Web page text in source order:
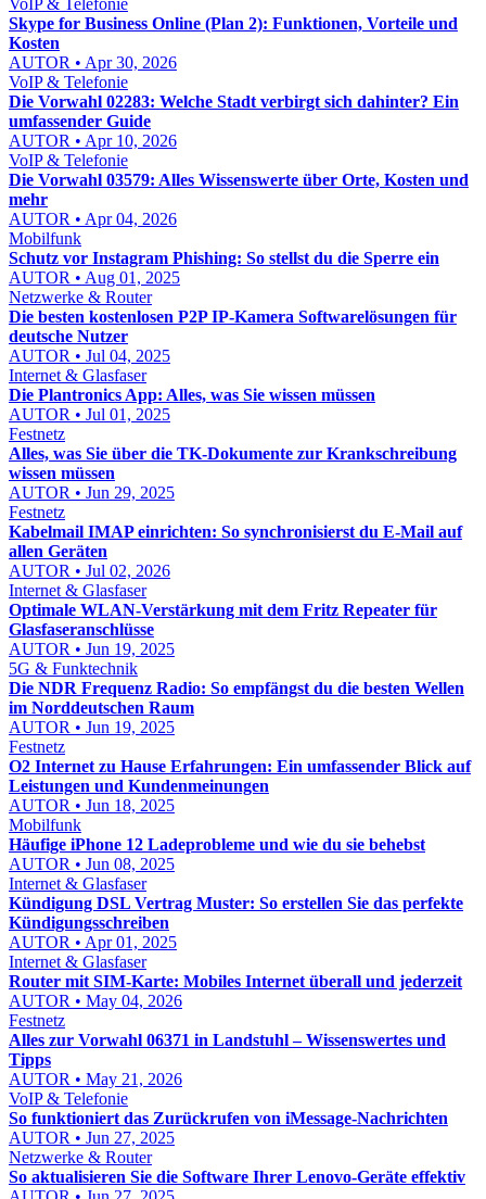
VoIP & Telefonie
Skype for Business Online (Plan 2): Funktionen, Vorteile und
Kosten
AUTOR • Apr 30, 2026
VoIP & Telefonie
Die Vorwahl 02283: Welche Stadt verbirgt sich dahinter? Ein
umfassender Guide
AUTOR • Apr 10, 2026
VoIP & Telefonie
Die Vorwahl 03579: Alles Wissenswerte über Orte, Kosten und
mehr
AUTOR • Apr 04, 2026
Mobilfunk
Schutz vor Instagram Phishing: So stellst du die Sperre ein
AUTOR • Aug 01, 2025
Netzwerke & Router
Die besten kostenlosen P2P IP-Kamera Softwarelösungen für
deutsche Nutzer
AUTOR • Jul 04, 2025
Internet & Glasfaser
Die Plantronics App: Alles, was Sie wissen müssen
AUTOR • Jul 01, 2025
Festnetz
Alles, was Sie über die TK-Dokumente zur Krankschreibung
wissen müssen
AUTOR • Jun 29, 2025
Festnetz
Kabelmail IMAP einrichten: So synchronisierst du E-Mail auf
allen Geräten
AUTOR • Jul 02, 2026
Internet & Glasfaser
Optimale WLAN-Verstärkung mit dem Fritz Repeater für
Glasfaseranschlüsse
AUTOR • Jun 19, 2025
5G & Funktechnik
Die NDR Frequenz Radio: So empfängst du die besten Wellen
im Norddeutschen Raum
AUTOR • Jun 19, 2025
Festnetz
O2 Internet zu Hause Erfahrungen: Ein umfassender Blick auf
Leistungen und Kundenmeinungen
AUTOR • Jun 18, 2025
Mobilfunk
Häufige iPhone 12 Ladeprobleme und wie du sie behebst
AUTOR • Jun 08, 2025
Internet & Glasfaser
Kündigung DSL Vertrag Muster: So erstellen Sie das perfekte
Kündigungsschreiben
AUTOR • Apr 01, 2025
Internet & Glasfaser
Router mit SIM-Karte: Mobiles Internet überall und jederzeit
AUTOR • May 04, 2026
Festnetz
Alles zur Vorwahl 06371 in Landstuhl – Wissenswertes und
Tipps
AUTOR • May 21, 2026
VoIP & Telefonie
So funktioniert das Zurückrufen von iMessage-Nachrichten
AUTOR • Jun 27, 2025
Netzwerke & Router
So aktualisieren Sie die Software Ihrer Lenovo-Geräte effektiv